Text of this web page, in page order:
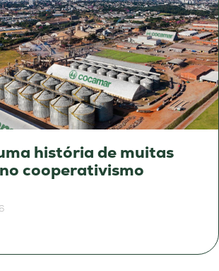
história de muitas
cooperativismo